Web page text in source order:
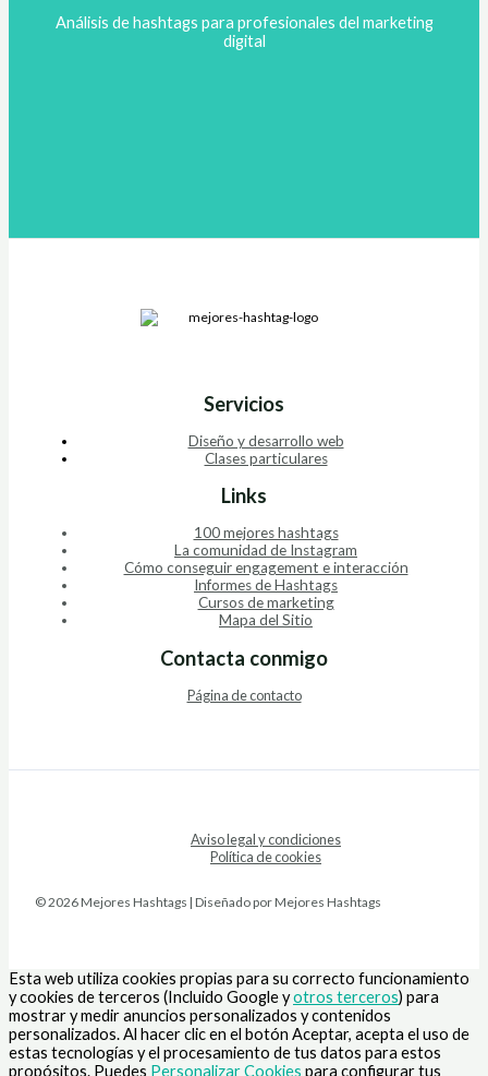
Análisis de hashtags para profesionales del marketing
digital
Servicios
Diseño y desarrollo web
Clases particulares
Links
100 mejores hashtags
La comunidad de Instagram
Cómo conseguir engagement e interacción
Informes de Hashtags
Cursos de marketing
Mapa del Sitio
Contacta conmigo
Página de contacto
Aviso legal y condiciones
Política de cookies
© 2026 Mejores Hashtags | Diseñado por Mejores Hashtags
Esta web utiliza cookies propias para su correcto funcionamiento
y cookies de terceros (Incluido Google yotros terceros) para
mostrar y medir anuncios personalizados y contenidos
personalizados. Al hacer clic en el botón Aceptar, acepta el uso de
estas tecnologías y el procesamiento de tus datos para estos
propósitos. Puedes Personalizar Cookies para configurar tus